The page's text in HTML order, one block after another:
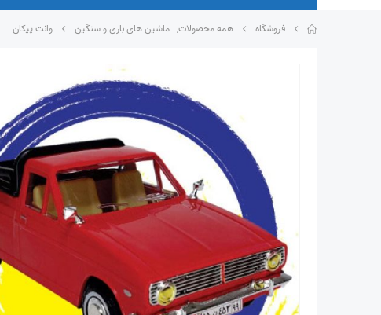
فروشگاه همه محصولات, ماشین های باری و سنگین وانت پیکان